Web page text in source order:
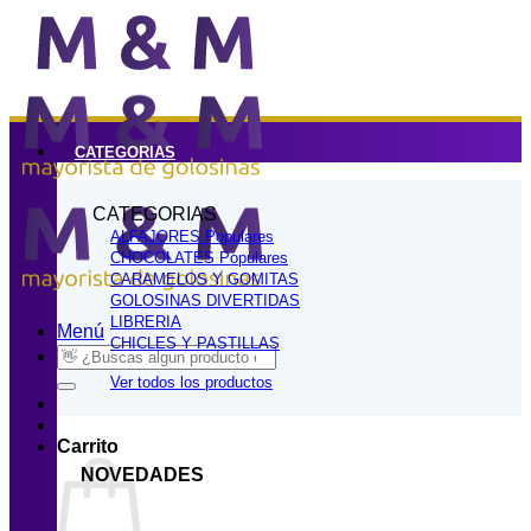
Saltar
contenido
Menú
Buscar
por:
Carrito
CATEGORIAS
CATEGORIAS
ALFAJORES
CHOCOLATES
CARAMELOS Y GOMITAS
GOLOSINAS DIVERTIDAS
LIBRERIA
CHICLES Y PASTILLAS
Ver todos los productos
NOVEDADES